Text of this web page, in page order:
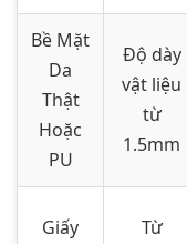
Bề Mặt
Da
Thật
Hoặc
PU
Độ dày
vật liệu
từ
1.5mm
Giấy
Từ